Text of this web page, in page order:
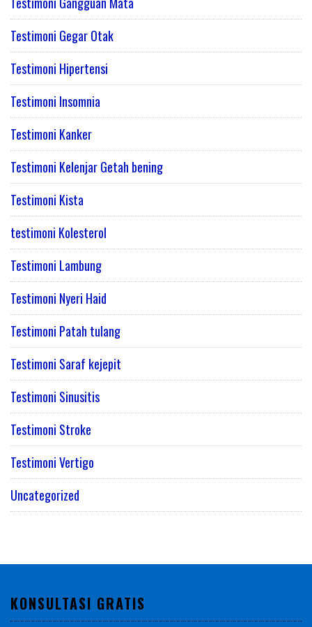
Testimoni Gegar Otak
Testimoni Hipertensi
Testimoni Insomnia
Testimoni Kanker
Testimoni Kelenjar Getah bening
Testimoni Kista
testimoni Kolesterol
Testimoni Lambung
Testimoni Nyeri Haid
Testimoni Patah tulang
Testimoni Saraf kejepit
Testimoni Sinusitis
Testimoni Stroke
Testimoni Vertigo
Uncategorized
KONSULTASI GRATIS